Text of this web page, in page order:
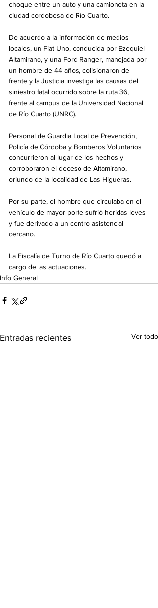
choque entre un auto y una camioneta en la
ciudad cordobesa de Río Cuarto.
De acuerdo a la información de medios
locales, un Fiat Uno, conducida por Ezequiel
Altamirano, y una Ford Ranger, manejada por
un hombre de 44 años, colisionaron de
frente y la Justicia investiga las causas del
siniestro fatal ocurrido sobre la ruta 36,
frente al campus de la Universidad Nacional
de Río Cuarto (UNRC).
Personal de Guardia Local de Prevención,
Policía de Córdoba y Bomberos Voluntarios
concurrieron al lugar de los hechos y
corroboraron el deceso de Altamirano,
oriundo de la localidad de Las Higueras.
Por su parte, el hombre que circulaba en el
vehículo de mayor porte sufrió heridas leves
y fue derivado a un centro asistencial
cercano.
La Fiscalía de Turno de Río Cuarto quedó a
cargo de las actuaciones.
Info General
Entradas recientes Ver todo